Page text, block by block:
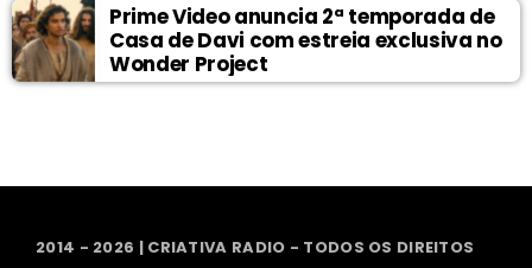
Prime Video anuncia 2ª temporada de
Casa de Davi com estreia exclusiva no
Wonder Project
2014 - 2026 | CRIATIVA RADIO - TODOS OS DIREITOS